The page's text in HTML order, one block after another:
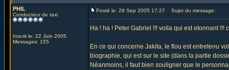
PHIL
Conducteur de taxi
Inscrit le: 22 Juin 2005
Messages: 155
Posté le: 29 Sep 2005 17:27 Sujet du message:
Ha ! ha ! Peter Gabriel !!! voila qui est etonnant
En ce qui concerne Jakita, le flou est entretenu
biographie, qui est sur le site (dans la partie
Néanmoins, il faut bien souligner que le